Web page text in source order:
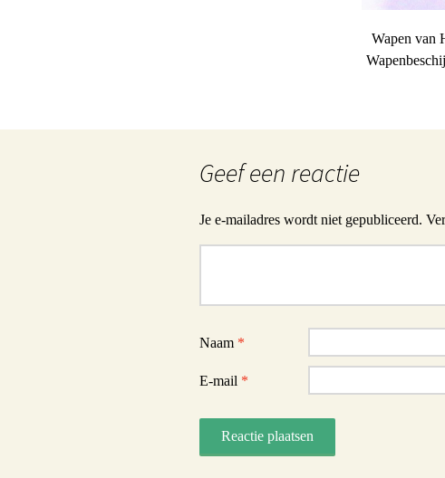
Wapen van
Geef een reactie
Je e-mailadres wordt niet gepubliceerd.
Naam *
E-mail *